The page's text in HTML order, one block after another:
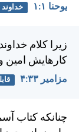
يوحنا ۱:‏۱ خداوند
زيرا كلام
كارهايش امين
مزامير ۳۳:‏۴
چنانكه كتاب